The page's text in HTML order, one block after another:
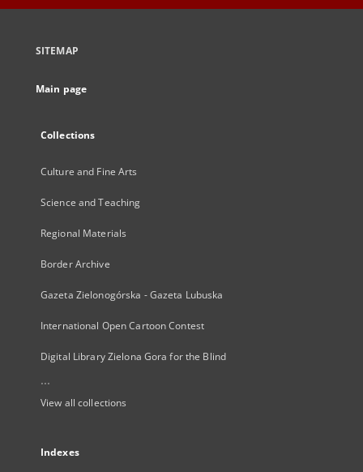
SITEMAP
Main page
Collections
Culture and Fine Arts
Science and Teaching
Regional Materials
Border Archive
Gazeta Zielonogórska - Gazeta Lubuska
International Open Cartoon Contest
Digital Library Zielona Gora for the Blind
...
View all collections
Indexes